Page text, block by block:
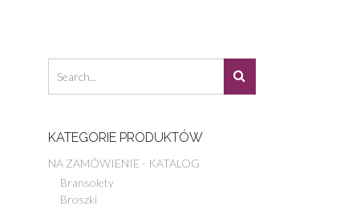
KATEGORIE PRODUKTÓW
NA ZAMÓWIENIE - KATALOG
Bransolety
Broszki